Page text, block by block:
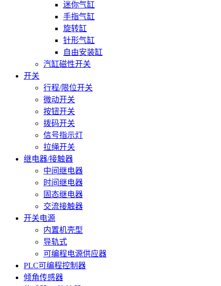
迷你气缸
手指气缸
旋转缸
针形气缸
自由安装缸
汽缸磁性开关
开关
行程/限位开关
微动开关
按钮开关
拨码开关
信号指示灯
拉绳开关
继电器/接触器
中间继电器
时间继电器
固态继电器
交流接触器
开关电源
内置机壳型
导轨式
可编程电源供应器
PLC可编程控制器
倾角传感器